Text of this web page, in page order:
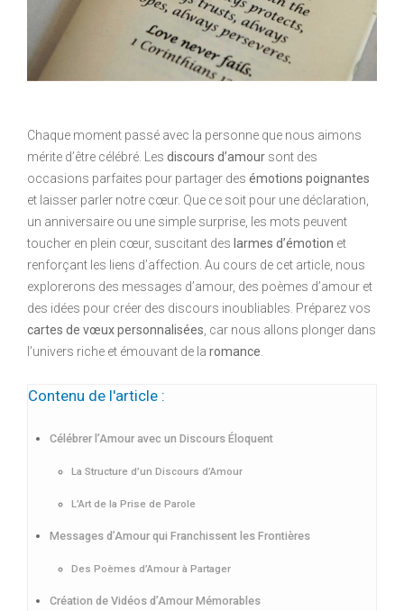
Chaque moment passé avec la personne que nous aimons
mérite d’être célébré. Les discours d’amour sont des
occasions parfaites pour partager des émotions poignantes
et laisser parler notre cœur. Que ce soit pour une déclaration,
un anniversaire ou une simple surprise, les mots peuvent
toucher en plein cœur, suscitant des larmes d’émotion et
renforçant les liens d’affection. Au cours de cet article, nous
explorerons des messages d’amour, des poèmes d’amour et
des idées pour créer des discours inoubliables. Préparez vos
cartes de vœux personnalisées , car nous allons plonger dans
l’univers riche et émouvant de la romance
Contenu de l'article :
Célébrer l’Amour avec un Discours Éloquent
La Structure d’un Discours d’Amour
L’Art de la Prise de Parole
Messages d’Amour qui Fran­chissent les Frontières
Des Poèmes d’Amour à Partager
Création de Vidéos d’Amour Mémorables